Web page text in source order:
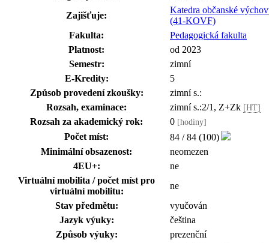
Zajišťuje:
Katedra občanské
(41-KOVF)
Fakulta:
Pedagogická fakulta
Platnost:
od 2023
Semestr:
zimní
E-Kredity:
5
Způsob provedení zkoušky:
zimní s.:
Rozsah, examinace:
zimní s.:2/1, Z+Zk [HT]
Rozsah za akademický rok: 0 [hodiny]
Počet míst:
84 / 84 (100)
Minimální obsazenost:
neomezen
4EU+:
ne
Virtuální mobilita / počet míst pro
virtuální mobilitu:
ne
Stav předmětu:
vyučován
Jazyk výuky:
čeština
Způsob výuky:
prezenční